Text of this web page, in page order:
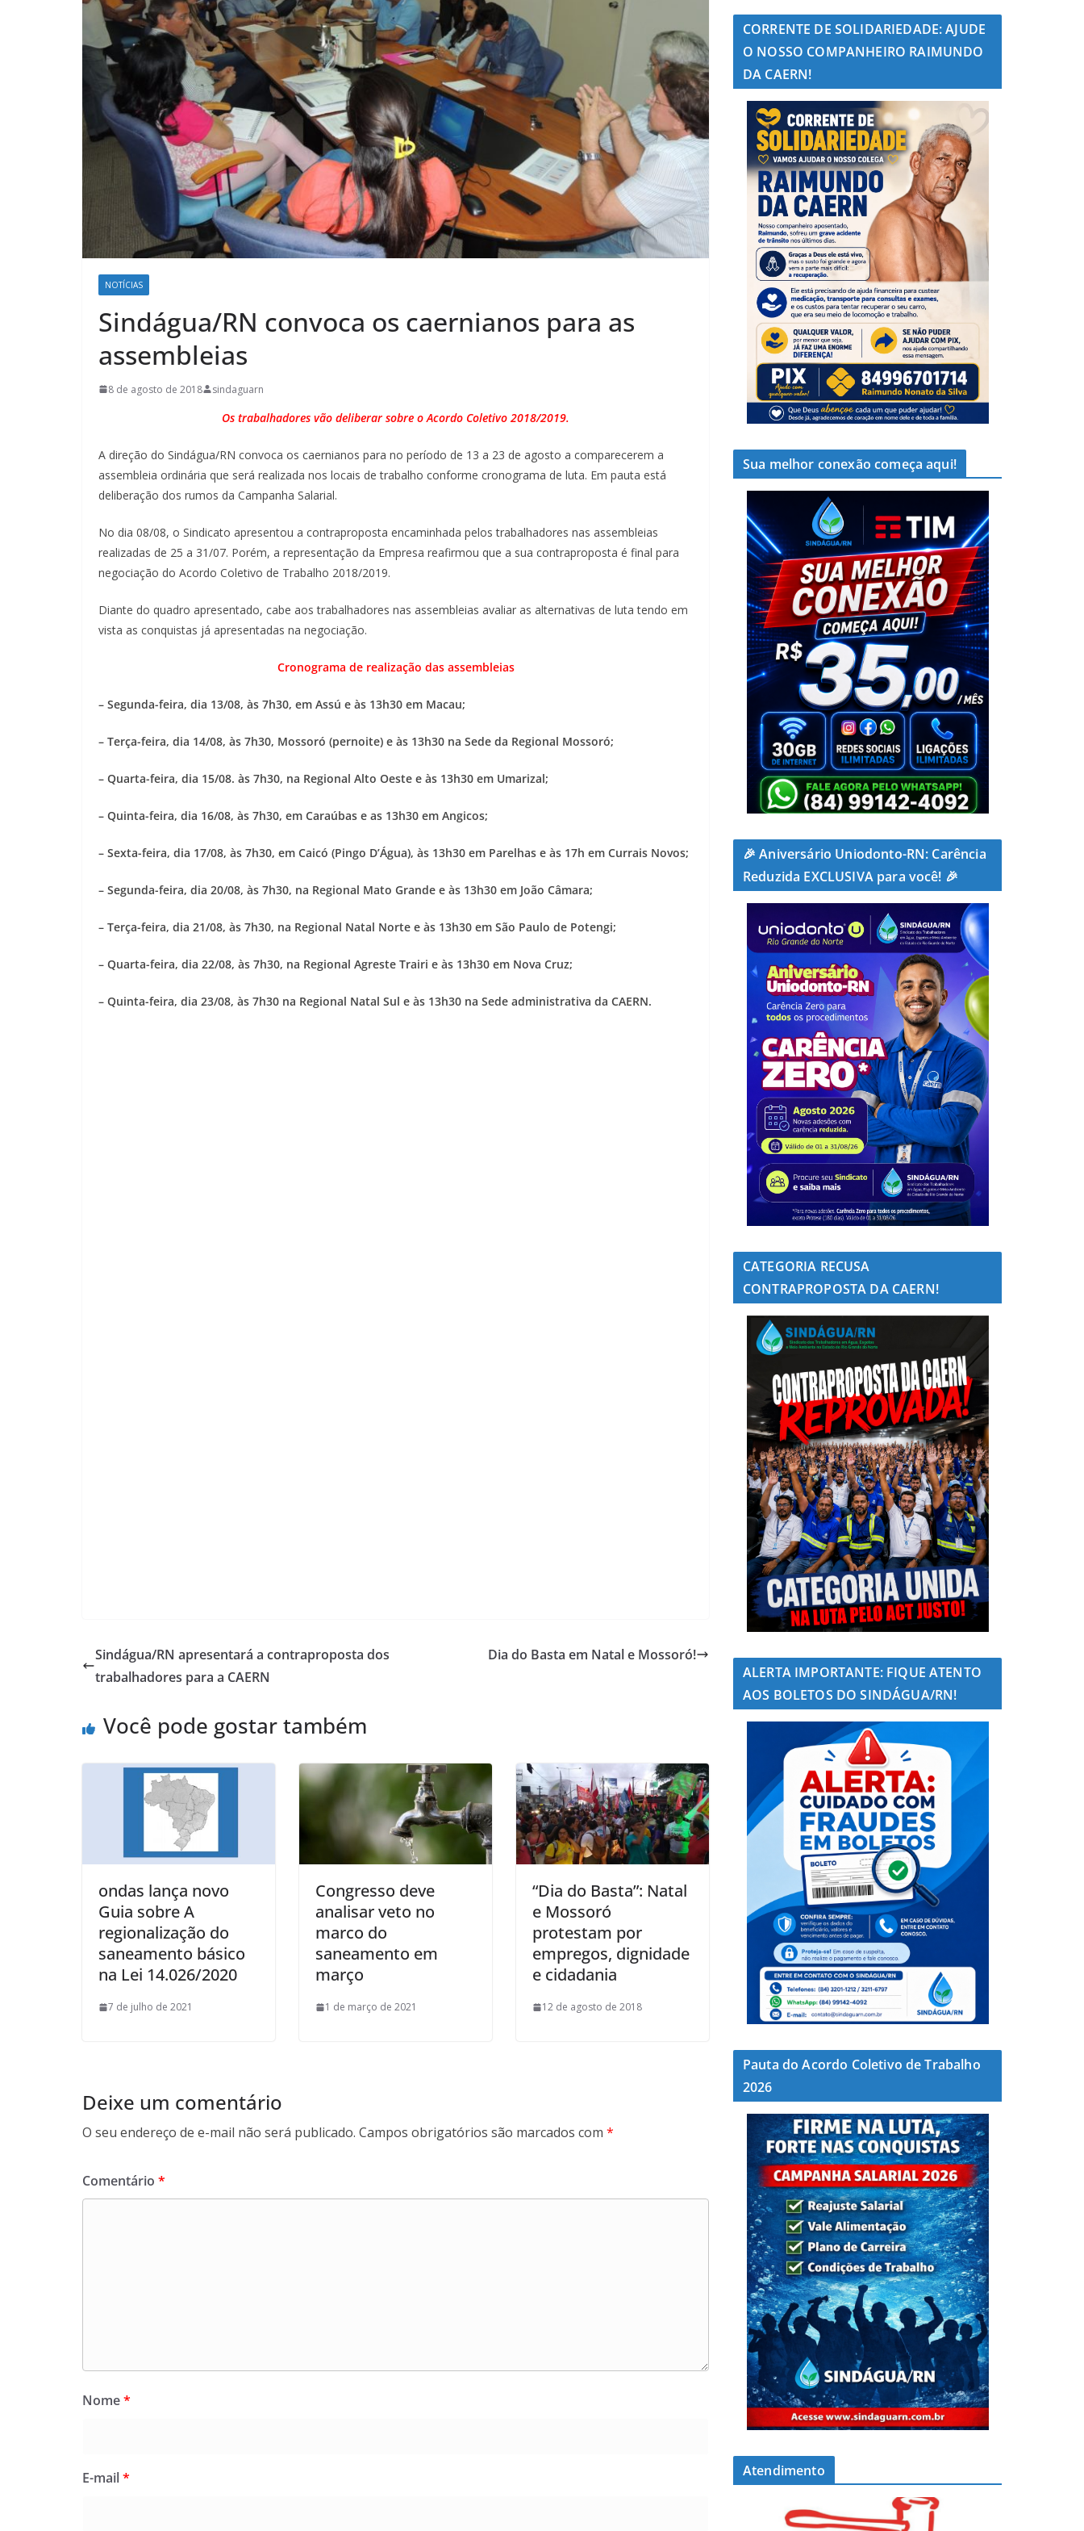
NOTÍCIAS
Sindágua/RN convoca os caernianos para as
assembleias
8 de agosto de 2018 sindaguarn
Os trabalhadores vão deliberar sobre o Acordo Coletivo 2018/2019.
A direção do Sindágua/RN convoca os caernianos para no período de 13 a 23 de agosto a comparecerem a
assembleia ordinária que será realizada nos locais de trabalho conforme cronograma de luta. Em pauta está
deliberação dos rumos da Campanha Salarial.
No dia 08/08, o Sindicato apresentou a contraproposta encaminhada pelos trabalhadores nas assembleias
realizadas de 25 a 31/07. Porém, a representação da Empresa reafirmou que a sua contraproposta é final para
negociação do Acordo Coletivo de Trabalho 2018/2019.
Diante do quadro apresentado, cabe aos trabalhadores nas assembleias avaliar as alternativas de luta tendo em
vista as conquistas já apresentadas na negociação.
Cronograma de realização das assembleias
– Segunda-feira, dia 13/08, às 7h30, em Assú e às 13h30 em Macau;
– Terça-feira, dia 14/08, às 7h30, Mossoró (pernoite) e às 13h30 na Sede da Regional Mossoró;
– Quarta-feira, dia 15/08. às 7h30, na Regional Alto Oeste e às 13h30 em Umarizal;
– Quinta-feira, dia 16/08, às 7h30, em Caraúbas e as 13h30 em Angicos;
– Sexta-feira, dia 17/08, às 7h30, em Caicó (Pingo D’Água), às 13h30 em Parelhas e às 17h em Currais Novos;
– Segunda-feira, dia 20/08, às 7h30, na Regional Mato Grande e às 13h30 em João Câmara;
– Terça-feira, dia 21/08, às 7h30, na Regional Natal Norte e às 13h30 em São Paulo de Potengi;
– Quarta-feira, dia 22/08, às 7h30, na Regional Agreste Trairi e às 13h30 em Nova Cruz;
– Quinta-feira, dia 23/08, às 7h30 na Regional Natal Sul e às 13h30 na Sede administrativa da CAERN.
Sindágua/RN apresentará a contraproposta dos
trabalhadores para a CAERN
Dia do Basta em Natal e Mossoró!
Você pode gostar também
ondas lança novo
Guia sobre A
regionalização do
saneamento básico
na Lei 14.026/2020
7 de julho de 2021
Congresso deve
analisar veto no
marco do
saneamento em
março
1 de março de 2021
“Dia do Basta”: Natal
e Mossoró
protestam por
empregos, dignidade
e cidadania
12 de agosto de 2018
Deixe um comentário
O seu endereço de e-mail não será publicado. Campos obrigatórios são marcados com *
Comentário *
Nome*
E-mail*
CORRENTE DE SOLIDARIEDADE: AJUDE
O NOSSO COMPANHEIRO RAIMUNDO
DA CAERN!
Sua melhor conexão começa aqui!
🎉 Aniversário Uniodonto-RN: Carência
Reduzida EXCLUSIVA para você! 🎉
CATEGORIA RECUSA
CONTRAPROPOSTA DA CAERN!
ALERTA IMPORTANTE: FIQUE ATENTO
AOS BOLETOS DO SINDÁGUA/RN!
Pauta do Acordo Coletivo de Trabalho
2026
Atendimento